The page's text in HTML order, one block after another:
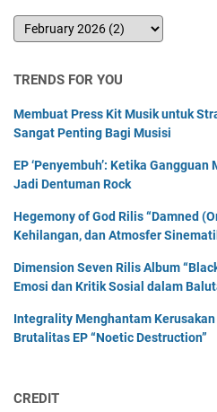
TRENDS FOR YOU
Membuat Press Kit Musik untuk
Sangat Penting Bagi Musisi
EP ‘Penyembuh’: Ketika Gangguan
Jadi Dentuman Rock
Hegemony of God Rilis “Damned
Kehilangan, dan Atmosfer
Dimension Seven Rilis Album
Emosi dan Kritik Sosial dalam
Integrality Menghantam
Brutalitas EP “Noetic Destruction”
CREDIT